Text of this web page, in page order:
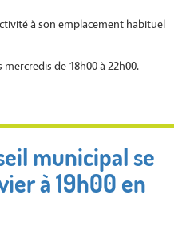
à son emplacement habituel
mercredis de 18h00 à 22h00.
municipal se
à 19h00 en